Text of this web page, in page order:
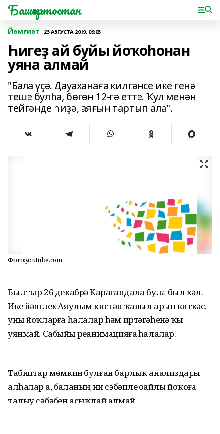
Башҡортостан
Йәмғиәт 23 АВГУСТА 2019, 09:03
Һигеҙ ай буйы йоҡоһонан
уяна алмай
"Бала үҫә. Дауаханаға килгәнсе ике генә
теше булһа, бөгөн 12-гә етте. Ҡул менән
тейгәнде һиҙә, аяғын тартып ала".
Фото:youtube.com
Былтыр 26 декабрҙә Карагандала була был хәл.
Ике йәшлек Аяулым кистән ҡапыл арып киткәс,
уны йоҡларға һалалар һәм иртәгәһенә ҡыҙ
уянмай. Сабыйҙы реанимацияға һалалар.
Табиптар мөмкин булған барлыҡ анализдарҙы
алһалар ҙа, баланың ни сәбәпле оҙайлы йоҡоға
талыу сәбәбен асыҡлай алмай.